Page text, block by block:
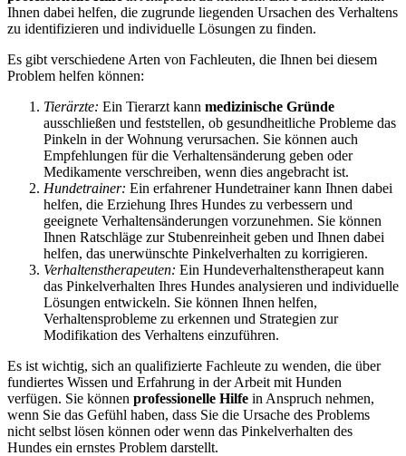
Ihnen dabei helfen, die zugrunde liegenden Ursachen des Verhaltens
zu identifizieren und individuelle Lösungen zu finden.
Es gibt verschiedene Arten von Fachleuten, die Ihnen bei diesem
Problem helfen können:
Tierärzte: Ein Tierarzt kann medizinische Gründe
ausschließen und feststellen, ob gesundheitliche Probleme das
Pinkeln in der Wohnung verursachen. Sie können auch
Empfehlungen für die Verhaltensänderung geben oder
Medikamente verschreiben, wenn dies angebracht ist.
Hundetrainer: Ein erfahrener Hundetrainer kann Ihnen dabei
helfen, die Erziehung Ihres Hundes zu verbessern und
geeignete Verhaltensänderungen vorzunehmen. Sie können
Ihnen Ratschläge zur Stubenreinheit geben und Ihnen dabei
helfen, das unerwünschte Pinkelverhalten zu korrigieren.
Verhaltenstherapeuten: Ein Hundeverhaltenstherapeut kann
das Pinkelverhalten Ihres Hundes analysieren und individuelle
Lösungen entwickeln. Sie können Ihnen helfen,
Verhaltensprobleme zu erkennen und Strategien zur
Modifikation des Verhaltens einzuführen.
Es ist wichtig, sich an qualifizierte Fachleute zu wenden, die über
fundiertes Wissen und Erfahrung in der Arbeit mit Hunden
verfügen. Sie können professionelle Hilfe in Anspruch nehmen,
wenn Sie das Gefühl haben, dass Sie die Ursache des Problems
nicht selbst lösen können oder wenn das Pinkelverhalten des
Hundes ein ernstes Problem darstellt.